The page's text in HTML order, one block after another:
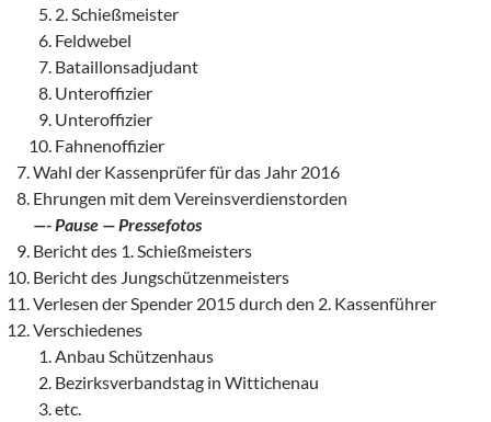
2. Schießmeister
Feldwebel
Bataillonsadjudant
Unteroffizier
Unteroffizier
Fahnenoffizier
Wahl der Kassenprüfer für das Jahr 2016
Ehrungen mit dem Vereinsverdienstorden
—- Pause — Pressefotos
Bericht des 1. Schießmeisters
Bericht des Jungschützenmeisters
Verlesen der Spender 2015 durch den 2. Kassenführer
Verschiedenes
Anbau Schützenhaus
Bezirksverbandstag in Wittichenau
etc.